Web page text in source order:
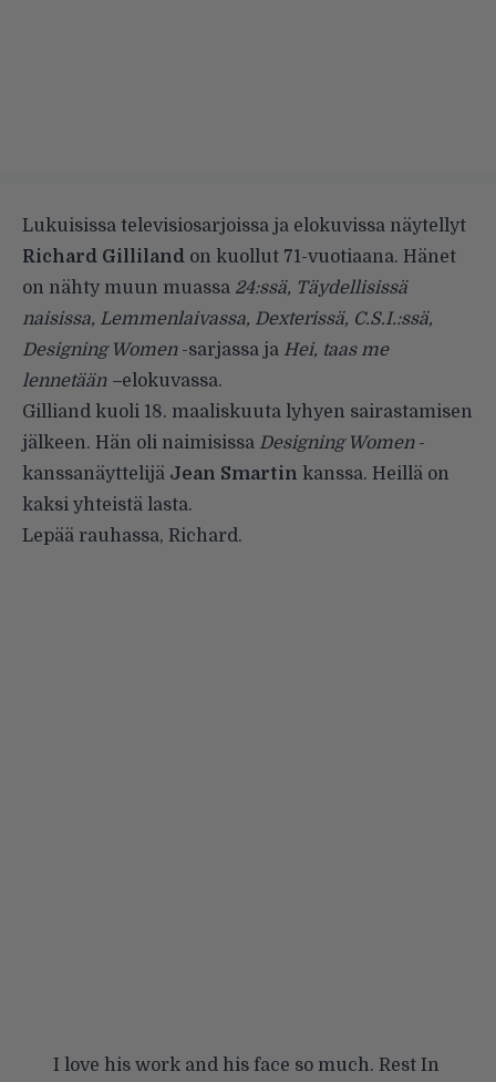
Lukuisissa televisiosarjoissa ja elokuvissa näytellyt
Richard Gilliland on kuollut 71-vuotiaana. Hänet
on nähty muun muassa 24:ssä, Täydellisissä
naisissa, Lemmenlaivassa, Dexterissä, C.S.I.:ssä,
Designing Women-sarjassa ja Hei, taas me
lennetään –elokuvassa.
Gilliand kuoli 18. maaliskuuta lyhyen sairastamisen
jälkeen. Hän oli naimisissa Designing Women-
kanssanäyttelijä Jean Smartin kanssa. Heillä on
kaksi yhteistä lasta.
Lepää rauhassa, Richard.
I love his work and his face so much. Rest In